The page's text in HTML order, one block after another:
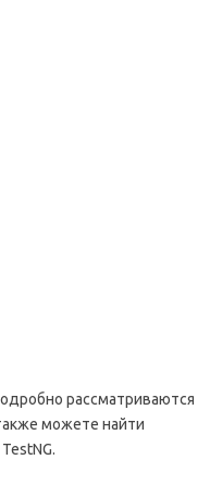
рассматриваются
можете найти